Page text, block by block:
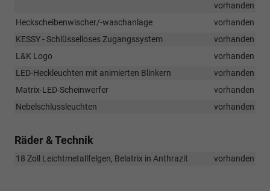
vorhanden
Heckscheibenwischer/-waschanlage
vorhanden
KESSY - Schlüsselloses Zugangssystem
vorhanden
L&K Logo
vorhanden
LED-Heckleuchten mit animierten Blinkern
vorhanden
Matrix-LED-Scheinwerfer
vorhanden
Nebelschlussleuchten
vorhanden
Räder & Technik
18 Zoll Leichtmetallfelgen, Belatrix in Anthrazit vorhanden